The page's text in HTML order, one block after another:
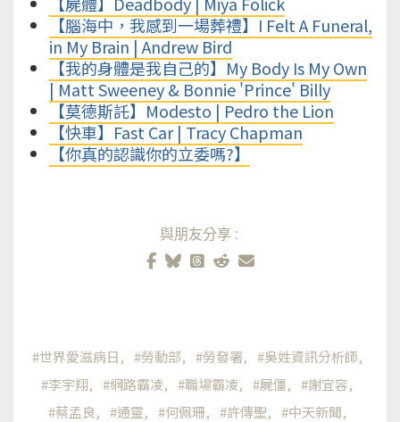
【腦海中，我感到一場葬禮】I Felt A Funeral,
in My Brain | Andrew Bird
【我的身體是我自己的】My Body Is My Own
| Matt Sweeney & Bonnie 'Prince' Billy
【莫德斯託】Modesto | Pedro the Lion
【快車】Fast Car | Tracy Chapman
【你真的認識你的立委嗎?】
與朋友分享:
世界愛滋病日 勞動部 勞發署
吳姓資訊分析師
李宇翔
網路霸凌 職場霸凌 屍僵
謝宜容
蔡孟良
通靈 何佩珊 許傳聖
中天新聞